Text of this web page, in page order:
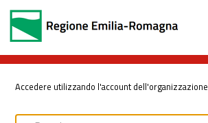
Accedere utilizzando l'account dell'organizzazione